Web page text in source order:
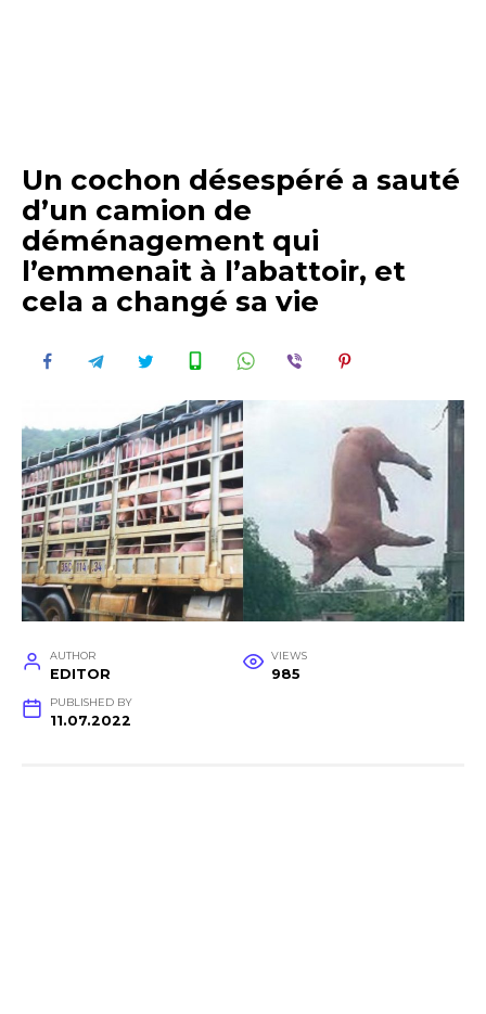
Un cochon désespéré a sauté
d’un camion de
déménagement qui
l’emmenait à l’abattoir, et
cela a changé sa vie
AUTHOR
EDITOR
VIEWS
985
PUBLISHED BY
11.07.2022